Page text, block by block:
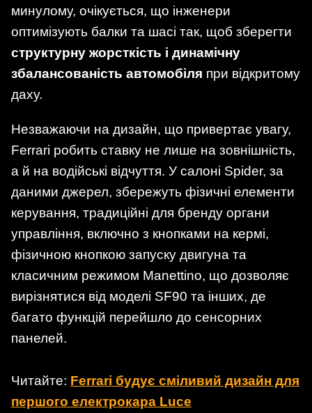
минулому, очікується, що інженери
оптимізують балки та шасі так, щоб зберегти
структурну жорсткість і динамічну
збалансованість автомобіля при відкритому
даху.
Незважаючи на дизайн, що привертає увагу,
Ferrari робить ставку не лише на зовнішність,
а й на водійські відчуття. У салоні Spider, за
даними джерел, збережуть фізичні елементи
керування, традиційні для бренду органи
управління, включно з кнопками на кермі,
фізичною кнопкою запуску двигуна та
класичним режимом Manettino, що дозволяє
вирізнятися від моделі SF90 та інших, де
багато функцій перейшло до сенсорних
панелей.
Читайте: Ferrari будує сміливий дизайн для
першого електрокара Luce